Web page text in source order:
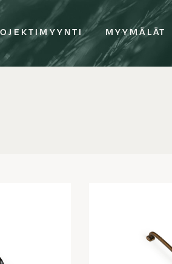
MYYMÄLÄT